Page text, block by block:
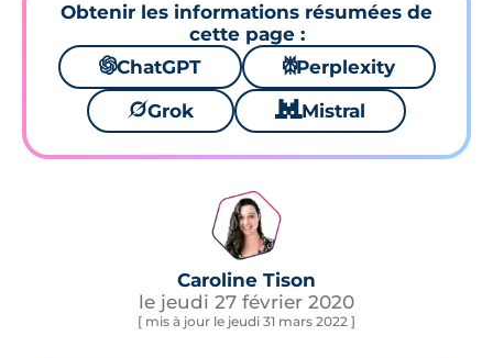
Obtenir les informations résumées de
cette page :
🌌ChatGPT ⚙Perplexity
🪐Grok 🐱 Mistral
Caroline Tison
le jeudi 27 février 2020
[ mis à jour le jeudi 31 mars 2022 ]